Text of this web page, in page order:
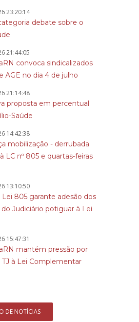
23:20:14
debate sobre o
21:44:05
convoca sindicalizados
AGE no dia 4 de julho
21:14:48
proposta em percentual
Saúde
14:42:38
mobilização - derrubada
LC nº 805 e quartas-feiras
13:10:50
Lei 805 garante adesão dos
Judiciário potiguar à Lei
15:47:31
mantém pressão por
TJ à Lei Complementar
DE NOTÍCIAS